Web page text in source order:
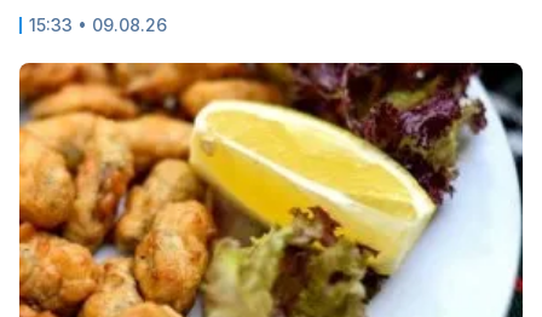
15:33 • 09.08.26